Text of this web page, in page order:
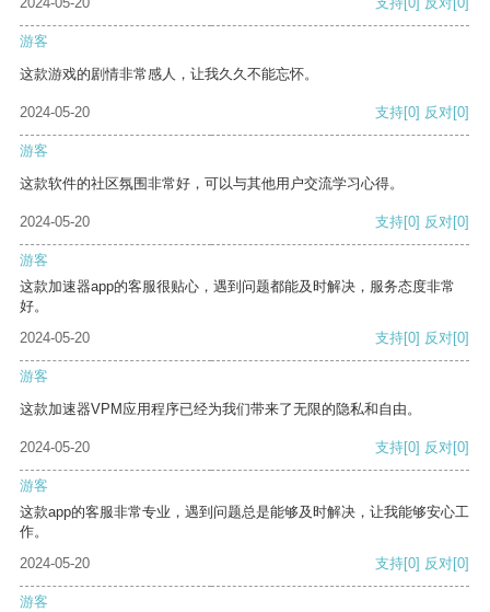
游客
这款游戏的剧情非常感人，让我久久不能忘怀。
2024-05-20 支持[0] 反对[0]
游客
这款软件的社区氛围非常好，可以与其他用户交流学习心得。
2024-05-20 支持[0] 反对[0]
游客
这款加速器app的客服很贴心，遇到问题都能及时解决，服务态度非常
好。
2024-05-20
支持[0] 反对[0]
游客
这款加速器VPM应用程序已经为我们带来了无限的隐私和自由。
2024-05-20 支持[0] 反对[0]
游客
这款app的客服非常专业，遇到问题总是能够及时解决，让我能够安心工
作。
2024-05-20
支持[0] 反对[0]
游客